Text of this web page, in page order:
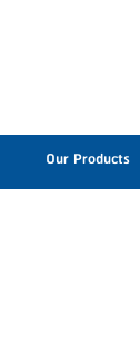
Our Products